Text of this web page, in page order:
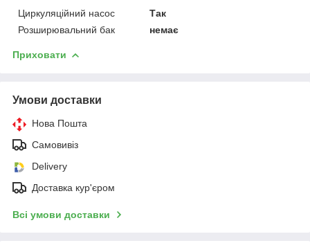
Циркуляційний насос
Так
Розширювальний бак
немає
Приховати
Умови доставки
Нова Пошта
Самовивіз
Delivery
Доставка кур'єром
Всі умови доставки